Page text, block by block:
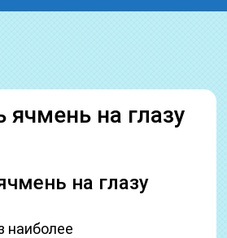
ячмень на глазу
на глазу
наиболее